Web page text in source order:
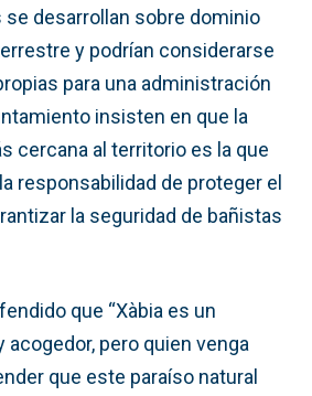
desarrollan sobre dominio
y podrían considerarse
para una administración
insisten en que la
cercana al territorio es la que
responsabilidad de proteger el
la seguridad de bañistas
que “Xàbia es un
pero quien venga
que este paraíso natural